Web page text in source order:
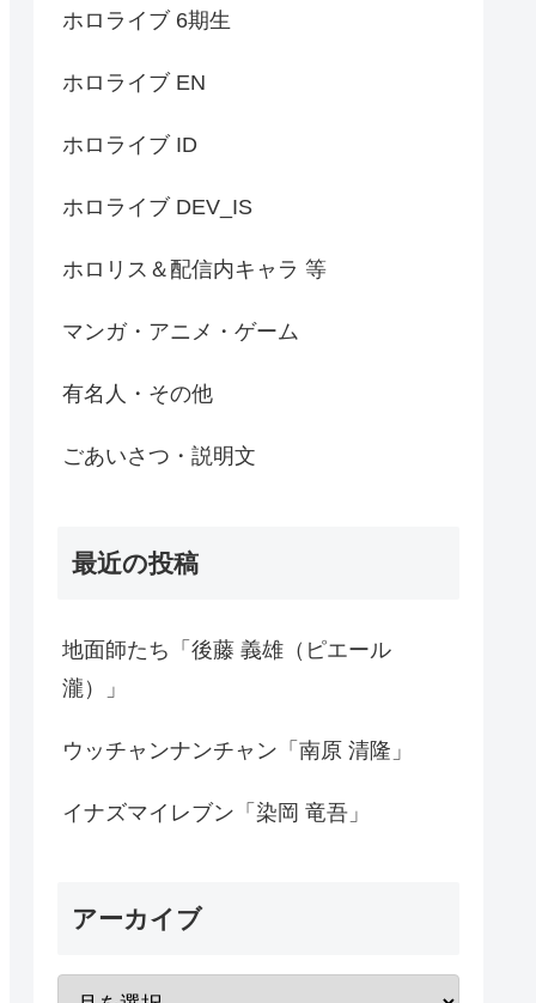
ホロライブ 6期生
ホロライブ EN
ホロライブ ID
ホロライブ DEV_IS
ホロリス＆配信内キャラ 等
マンガ・アニメ・ゲーム
有名人・その他
ごあいさつ・説明文
最近の投稿
地面師たち「後藤 義雄（ピエール
瀧）」
ウッチャンナンチャン「南原 清隆」
イナズマイレブン「染岡 竜吾」
アーカイブ